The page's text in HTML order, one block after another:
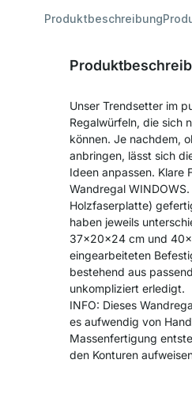
Produktbeschreibung
Unser Trendsetter im
Regalwürfeln, die sich
können. Je nachdem,
anbringen, lässt sich
Ideen anpassen. Klare
Wandregal
Holzfaserplatte)
haben jeweils
37x20x24 cm und
eingearbeiteten
bestehend aus
unkompliziert erledigt.
INFO: Dieses
es aufwendig von
Massenfertigung
den Konturen